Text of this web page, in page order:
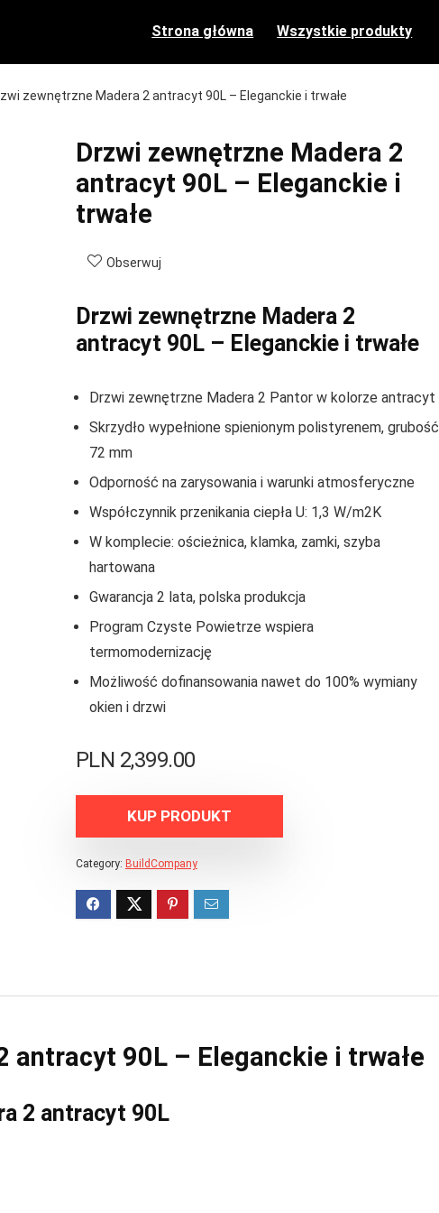
Strona główna Wszystkie produkty
zewnętrzne Madera 2 antracyt 90L – Eleganckie i trwałe
Drzwi zewnętrzne Madera 2
antracyt 90L – Eleganckie i
trwałe
Obserwuj
Drzwi zewnętrzne Madera 2
antracyt 90L – Eleganckie i trwałe
Drzwi zewnętrzne Madera 2 Pantor w kolorze antracyt
Skrzydło wypełnione spienionym polistyrenem, grubość
72 mm
Odporność na zarysowania i warunki atmosferyczne
Współczynnik przenikania ciepła U: 1,3 W/m2K
W komplecie: ościeżnica, klamka, zamki, szyba
hartowana
Gwarancja 2 lata, polska produkcja
Program Czyste Powietrze wspiera
termomodernizację
Możliwość dofinansowania nawet do 100% wymiany
okien i drzwi
PLN 2,399.00
KUP PRODUKT
Category: BuildCompany
antracyt 90L – Eleganckie i trwałe
2 antracyt 90L